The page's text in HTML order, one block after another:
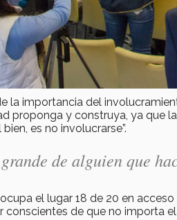
la importancia del
proponga y construya, ya que
es no involucrarse”.
de alguien que
el lugar 18 de 20 en
conscientes de que no importa